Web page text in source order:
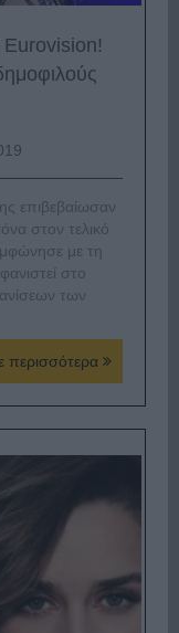
Eurovision!
επιβεβαίωσαν
στον τελικό
με τη
στο
των
περισσότερα